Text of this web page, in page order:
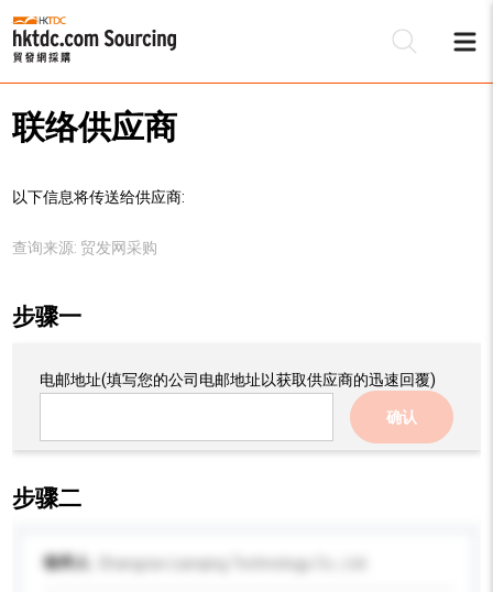
联络供应商
以下信息将传送给供应商:
查询来源: 贸发网采购
步骤一
电邮地址(填写您的公司电邮地址以获取供应商的迅速回覆)
确认
步骤二
收件人